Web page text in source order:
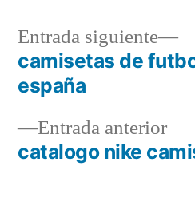
Navegación
entradas
Entrada anterior
catalogo nike
Entrada siguiente
camisetas de
españa